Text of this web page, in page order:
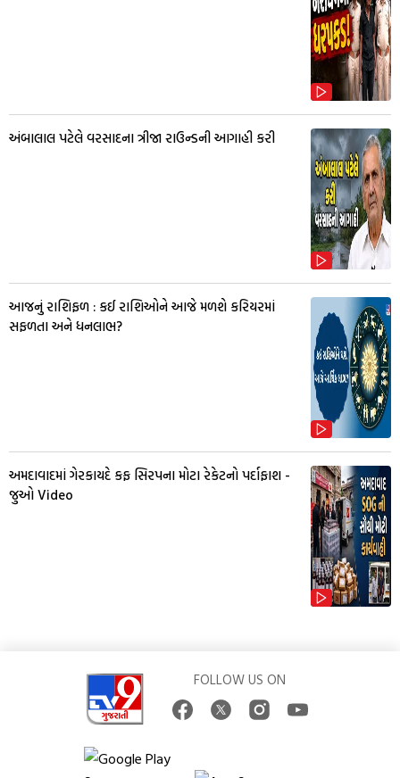
અંબાલાલ પટેલે વરસાદના ત્રીજા રાઉન્ડની આગાહી કરી
આજનું રાશિફળ : કઈ રાશિઓને આજે મળશે કરિયરમાં
સફળતા અને ધનલાભ?
અમદાવાદમાં ગેરકાયદે કફ સિરપના મોટા રેકેટનો પર્દાફાશ -
જુઓ Video
FOLLOW US ON